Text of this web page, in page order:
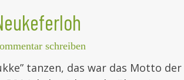
schreiben
tanzen, das war das Motto der